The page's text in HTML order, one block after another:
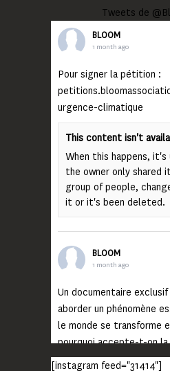
Tweets de
BLOOM
1 month ago
Pour signer la pétition :
urgence-climatique
This content isn't
When this happens, it's
the owner only shared
group of people,
it or it's been deleted.
BLOOM
1 month ago
Un documentaire
aborder un phénomène
le monde se transforme
pourquoi accepte-t-on
monde ?
[instagram feed="31414"]